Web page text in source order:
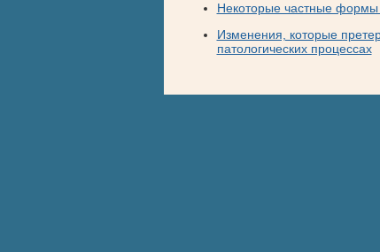
Некоторые частные формы
Изменения, которые
патологических процессах